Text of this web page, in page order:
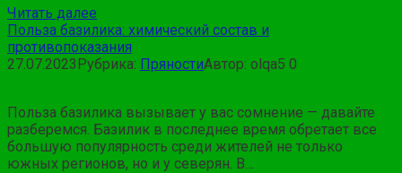
Читать далее
Польза базилика: химический состав и
противопоказания
27.07.2023Рубрика: ПряностиАвтор: olqa5 0
Польза базилика вызывает у вас сомнение — давайте
разберемся. Базилик в последнее время обретает все
большую популярность среди жителей не только
южных регионов, но и у северян. В…